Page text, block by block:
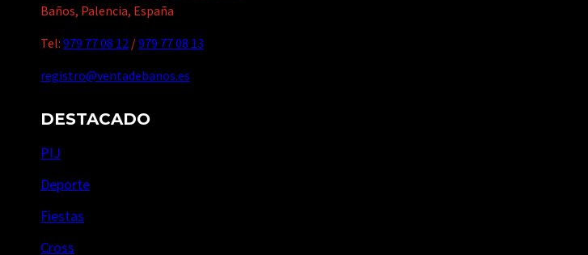
Baños, Palencia, España
Tel: 979 77 08 12 /979 77 08 13
registro@ventadebanos.es
DESTACADO
PIJ
Deporte
Fiestas
Cross